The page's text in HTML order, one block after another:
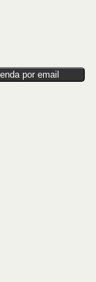
por email